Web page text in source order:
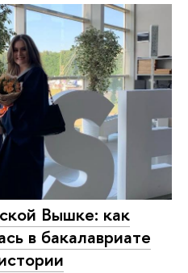
Вышке: как
в бакалавриате